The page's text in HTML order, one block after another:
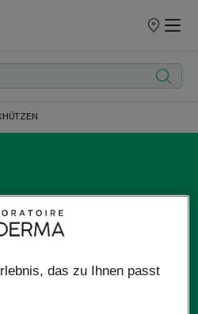
UNSERE
Haut
das zu Ihnen passt